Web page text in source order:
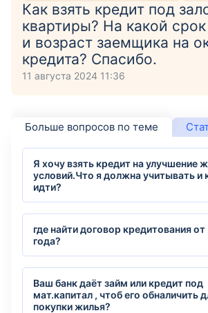
Как взять кредит под
квартиры? На какой
и возраст заемщика на
кредита? Спасибо.
11 августа 2024 11:36
Больше вопросов по теме
Я хочу взять кредит на улучшение
условий.Что я должна учитывать и
идти?
где найти договор кредитования
года?
Ваш банк даёт займ или кредит под
мат.капитал , чтоб его обналичить
покупки жилья?